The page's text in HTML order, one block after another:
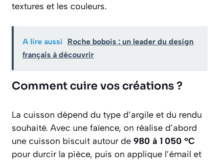
textures et les couleurs.
A lire aussi
Roche bobois : un leader du design
français à découvrir
Comment cuire vos créations ?
La cuisson dépend du type d’argile et du rendu
souhaité. Avec une faïence, on réalise d’abord
une cuisson biscuit autour de 980 à 1 050 °C
pour durcir la pièce, puis on applique l’émail et